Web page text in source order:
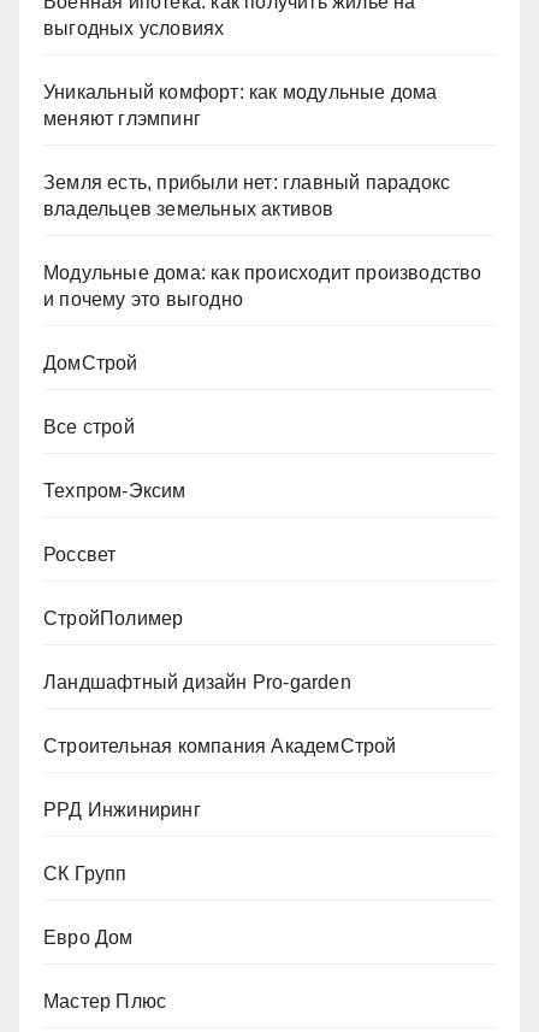
выгодных условиях
Уникальный комфорт: как модульные дома
меняют глэмпинг
Земля есть, прибыли нет: главный парадокс
владельцев земельных активов
Модульные дома: как происходит производство
и почему это выгодно
ДомСтрой
Все строй
Техпром-Эксим
Россвет
СтройПолимер
Ландшафтный дизайн Pro-garden
Строительная компания АкадемСтрой
РРД Инжиниринг
СК Групп
Евро Дом
Мастер Плюс